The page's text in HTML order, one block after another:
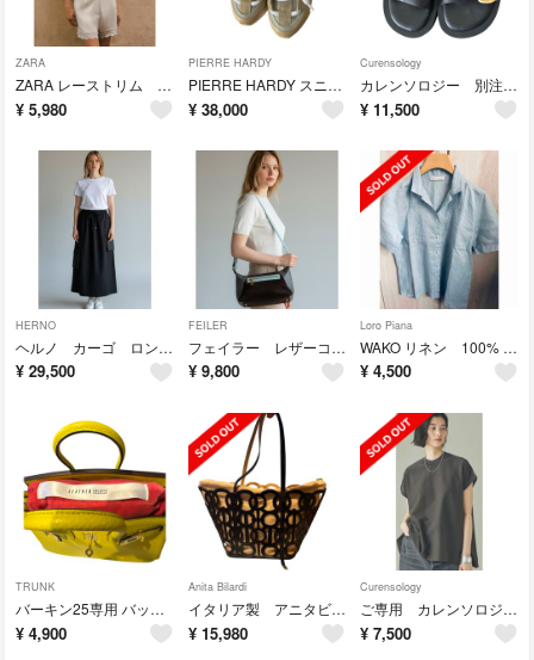
ZARA
ZARA レーストリム 半袖 ジャケット ベージュ
¥ 5,980
PIERRE HARDY
PIERRE HARDY スニーカー レディース 37
¥ 38,000
Curensology
カレンソロジー 別注 CAMINANDO レザー サンダル ブラック
¥ 11,500
HERNO
ヘルノ カーゴ ロングスカート シルクポリエステル
¥ 29,500
FEILER
フェイラー レザーコンビ ショルダー バッグ ブラウンブルー
¥ 9,800
Loro Piana
WAKO リネン 100% 刺繍 シャツ
¥ 4,500
TRUNK
バーキン25専用 バッグキーパー
¥ 4,900
Anita Bilardi
イタリア製 アニタビラルディ カットワーク トートバッグ レザー リネン
¥ 15,980
Curensology
ご専用 カレンソロジー 涼やか コットンポリエステル ニット トップス グレー
¥ 7,500